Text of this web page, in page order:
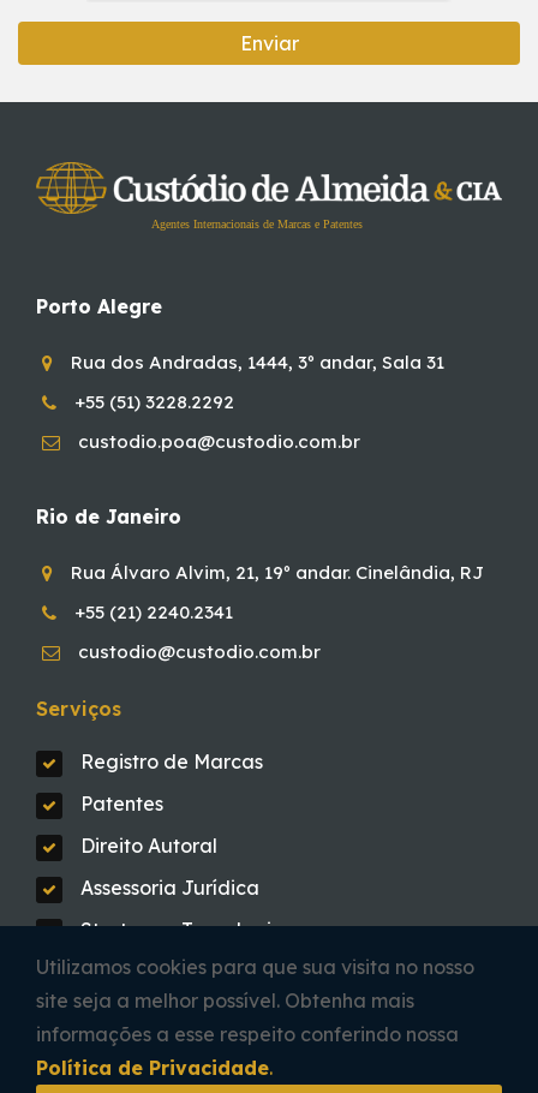
Enviar
Agentes Internacionais de Marcas e Patentes
Porto Alegre
Rua dos Andradas, 1444, 3º andar, Sala 31
+55 (51) 3228.2292
custodio.poa@custodio.com.br
Rio de Janeiro
Rua Álvaro Alvim, 21, 19º andar. Cinelândia, RJ
+55 (21) 2240.2341
custodio@custodio.com.br
Serviços
Registro de Marcas
Patentes
Direito Autoral
Assessoria Jurídica
Startups e Tecnologia
© Copyright 2021 - Custódio de Almeida & Cia -
Utilizamos cookies para que sua visita no nosso
site seja a melhor possível. Obtenha mais
informações a esse respeito conferindo nossa
Política de Privacidade.